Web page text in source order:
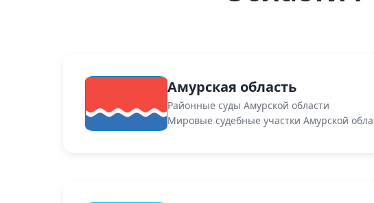
Амурская область
Районные суды Амурской области
Мировые судебные участки Амурской